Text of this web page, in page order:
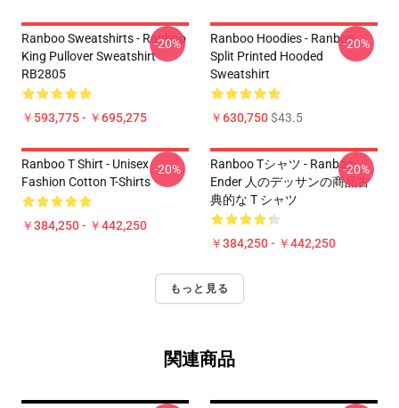
Ranboo Sweatshirts - Ranboo
King Pullover Sweatshirt
RB2805
￥593,775 - ￥695,275
-20%
Ranboo Hoodies - Ranboo
Split Printed Hooded
Sweatshirt
￥630,750$43.5
-20%
Ranboo T Shirt - Unisex
Fashion Cotton T-Shirts
￥384,250 - ￥442,250
-20%
Ranboo Tシャツ - Ranboo
Ender 人のデッサンの商品古
典的な T シャツ
￥384,250 - ￥442,250
-20%
もっと見る
関連商品